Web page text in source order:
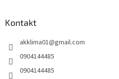
Kontakt
akklima01@gmail.com
0904144485
0904144485